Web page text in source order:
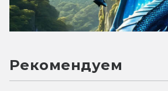
Рекомендуем